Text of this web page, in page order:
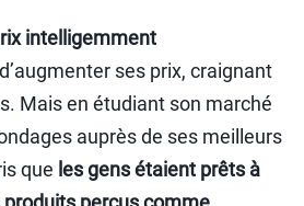
intelligemment
ses prix, craignant
Mais en étudiant son marché
auprès de ses meilleurs
que les gens étaient prêts à